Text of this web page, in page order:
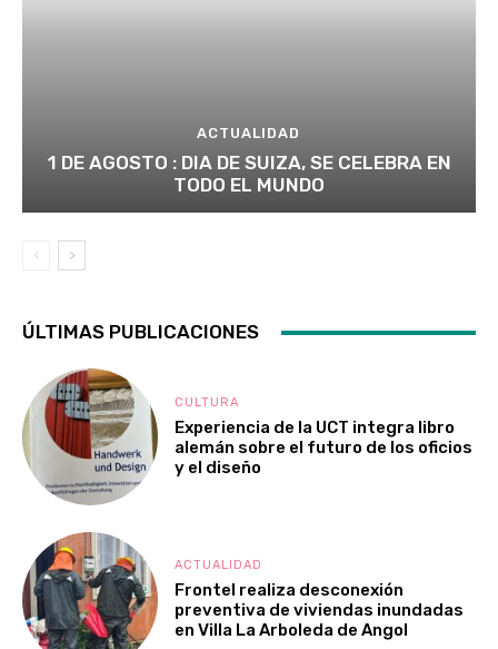
ACTUALIDAD
1 DE AGOSTO : DIA DE SUIZA, SE CELEBRA EN
TODO EL MUNDO
ÚLTIMAS PUBLICACIONES
CULTURA
Experiencia de la UCT integra libro
alemán sobre el futuro de los oficios
y el diseño
ACTUALIDAD
Frontel realiza desconexión
preventiva de viviendas inundadas
en Villa La Arboleda de Angol